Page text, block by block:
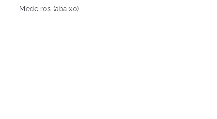
Medeiros (abaixo).